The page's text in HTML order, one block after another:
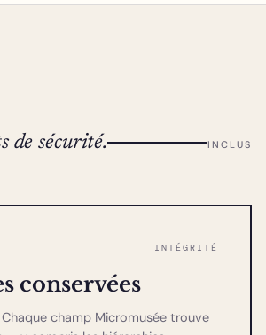
de sécurité. INCLUS
INTÉGRITÉ
conservées
champ Micromusée trouve